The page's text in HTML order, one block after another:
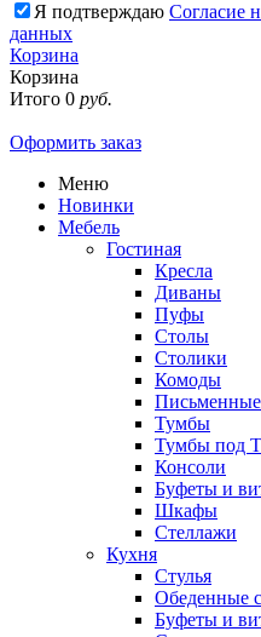
Я подтверждаю Согласие
данных
Корзина
Корзина
Итого 0 руб.
Оформить заказ
Меню
Новинки
Мебель
Гостиная
Кресла
Диваны
Пуфы
Столы
Столики
Комоды
Тумбы
Тумбы под
Консоли
Буфеты и
Шкафы
Стеллажи
Кухня
Стулья
Обеденные
Буфеты и